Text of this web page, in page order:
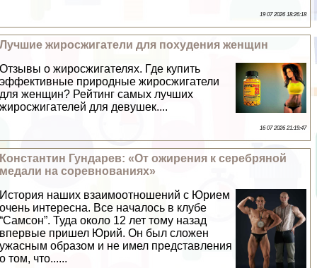
19 07 2026 18:26:18
Лучшие жиросжигатели для похудения женщин
Отзывы о жиросжигателях. Где купить
эффективные природные жиросжигатели
для женщин? Рейтинг самых лучших
жиросжигателей для дeвyшек....
16 07 2026 21:19:47
Константин Гундарев: «От ожирения к серебряной
медали на соревнованиях»
История наших взаимоотношений с Юрием
очень интересна. Все началось в клубе
“Самсон”. Туда около 12 лет тому назад
впервые пришел Юрий. Он был сложен
ужасным образом и не имел представления
о том, что......